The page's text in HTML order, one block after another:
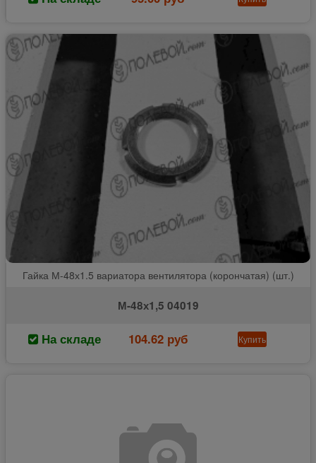
Гайка М-48х1.5 вариатора вентилятора (корончатая) (шт.)
М-48х1,5 04019
На складе 104.62 руб Купить